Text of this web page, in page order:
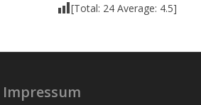
[Total: 24 Average: 4.5]
Impressum